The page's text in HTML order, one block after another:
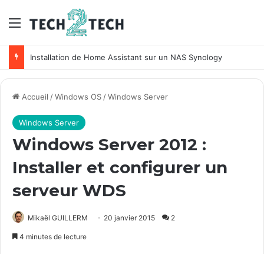
Menu
Accueil /Windows OS/Windows Server
Windows Server
Windows Server 2012 :
Installer et configurer un
serveur WDS
Mikaël GUILLERM 20 janvier 2015 2
4 minutes de lecture